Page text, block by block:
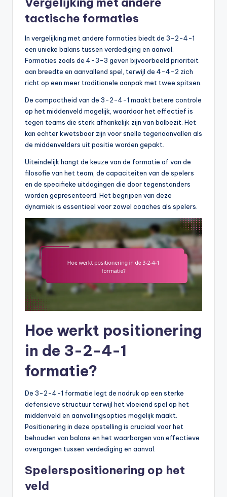
tactische formaties
In vergelijking met andere formaties biedt de 3-2-4-1
een unieke balans tussen verdediging en aanval.
Formaties zoals de 4-3-3 geven bijvoorbeeld prioriteit
aan breedte en aanvallend spel, terwijl de 4-4-2 zich
richt op een meer traditionele aanpak met twee spitsen.
De compactheid van de 3-2-4-1 maakt betere controle
op het middenveld mogelijk, waardoor het effectief is
tegen teams die sterk afhankelijk zijn van balbezit. Het
kan echter kwetsbaar zijn voor snelle tegenaanvallen als
de middenvelders uit positie worden gepakt.
Uiteindelijk hangt de keuze van de formatie af van de
filosofie van het team, de capaciteiten van de spelers
en de specifieke uitdagingen die door tegenstanders
worden gepresenteerd. Het begrijpen van deze
dynamiek is essentieel voor zowel coaches als spelers.
Hoe werkt positionering
in de 3-2-4-1
formatie?
De 3-2-4-1 formatie legt de nadruk op een sterke
defensieve structuur terwijl het vloeiend spel op het
middenveld en aanvallingsopties mogelijk maakt.
Positionering in deze opstelling is cruciaal voor het
behouden van balans en het waarborgen van effectieve
overgangen tussen verdediging en aanval.
Spelerspositionering op het
veld